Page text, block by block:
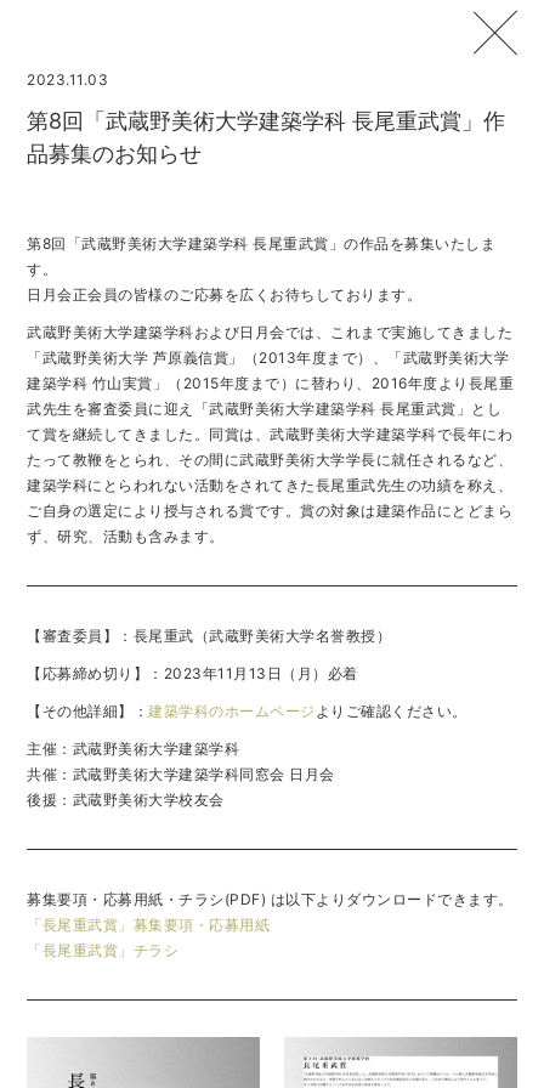
2023.11.03
第8回「武蔵野美術大学建築学科 長尾重武賞」作
品募集のお知らせ
第8回「武蔵野美術大学建築学科 長尾重武賞」の作品を募集いたしま
す。
日月会正会員の皆様のご応募を広くお待ちしております。
武蔵野美術大学建築学科および日月会では、これまで実施してきました
「武蔵野美術大学 芦原義信賞」（2013年度まで）、「武蔵野美術大学
建築学科 竹山実賞」（2015年度まで）に替わり、2016年度より長尾重
武先生を審査委員に迎え「武蔵野美術大学建築学科 長尾重武賞」とし
て賞を継続してきました。同賞は、武蔵野美術大学建築学科で長年にわ
たって教鞭をとられ、その間に武蔵野美術大学学長に就任されるなど、
建築学科にとらわれない活動をされてきた長尾重武先生の功績を称え、
ご自身の選定により授与される賞です。賞の対象は建築作品にとどまら
ず、研究、活動も含みます。
【審査委員】：長尾重武（武蔵野美術大学名誉教授）
【応募締め切り】：2023年11月13日（月）必着
【その他詳細】：建築学科のホームページ よりご確認ください。
主催：武蔵野美術大学建築学科
共催：武蔵野美術大学建築学科同窓会 日月会
後援：武蔵野美術大学校友会
募集要項・応募用紙・チラシ(PDF) は以下よりダウンロードできます。
「長尾重武賞」募集要項・応募用紙
「長尾重武賞」チラシ